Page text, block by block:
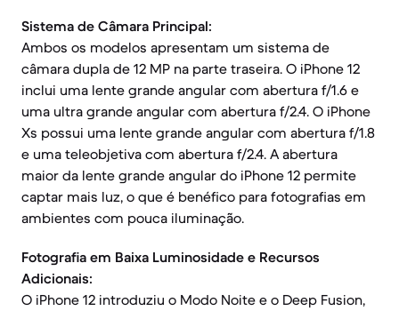
Sistema de Câmara Principal:
Ambos os modelos apresentam um sistema de
câmara dupla de 12 MP na parte traseira. O iPhone 12
inclui uma lente grande angular com abertura f/1.6 e
uma ultra grande angular com abertura f/2.4. O iPhone
Xs possui uma lente grande angular com abertura f/1.8
e uma teleobjetiva com abertura f/2.4. A abertura
maior da lente grande angular do iPhone 12 permite
captar mais luz, o que é benéfico para fotografias em
ambientes com pouca iluminação.
Fotografia em Baixa Luminosidade e Recursos
Adicionais:
O iPhone 12 introduziu o Modo Noite e o Deep Fusion,